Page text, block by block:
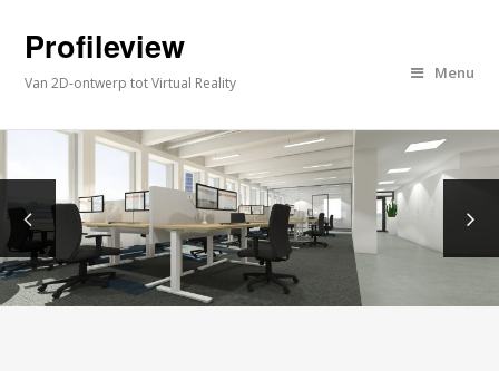
Profileview
Van 2D-ontwerp tot Virtual Reality
Menu